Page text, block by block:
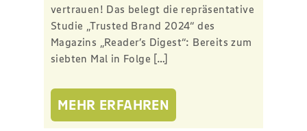
vertrauen! Das belegt die repräsentative
Studie „Trusted Brand 2024“ des
Magazins „Reader’s Digest“: Bereits zum
siebten Mal in Folge […]
MEHR ERFAHREN